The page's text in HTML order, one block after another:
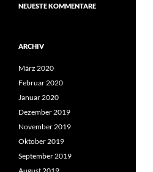
NEUESTE KOMMENTARE
ARCHIV
März 2020
Februar 2020
Januar 2020
Dezember 2019
November 2019
Oktober 2019
September 2019